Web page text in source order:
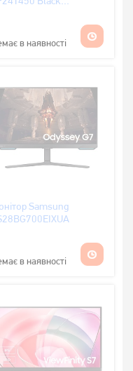
в наявності
Samsung
в наявності